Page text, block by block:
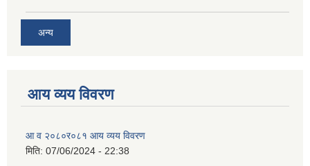
अन्य
आय व्यय विवरण
आ व २०८०र०८१ आय व्यय विवरण
मिति: 07/06/2024 - 22:38